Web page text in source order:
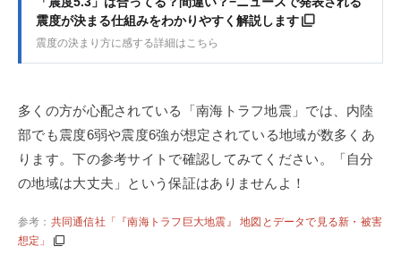
震度が決まる仕組みをわかりやすく解説します
震度の決まり方に感する詳細はこちら
多くの方が心配されている「南海トラフ地震」では、内陸
部でも震度6弱や震度6強が想定されている地域が数多くあ
ります。下の参考サイトで確認してみてください。「自分
の地域は大丈夫」という保証はありませんよ！
参考： 共同通信社「『南海トラフ巨大地震』 地図とデータで見る新・被害
想定」